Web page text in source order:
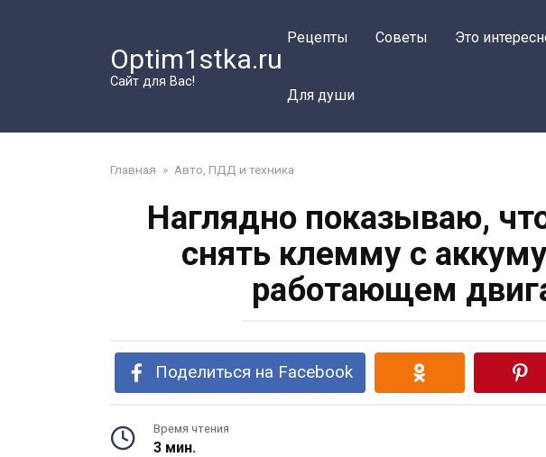
Optim1stka.ru
Сайт для Вас!
Рецепты Советы Это
Для души
Главная » Авто, ПДД и техника
Наглядно показываю,
снять клемму с
работающем
Поделиться на Facebook
Время чтения
3 мин.